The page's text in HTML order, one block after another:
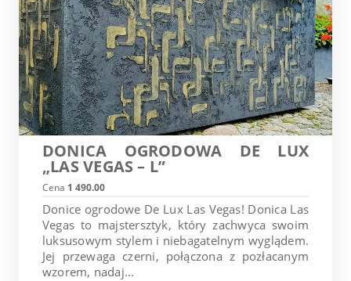
DONICA OGRODOWA DE LUX
„LAS VEGAS – L”
Cena 1 490.00
Donice ogrodowe De Lux Las Vegas! Donica Las
Vegas to majstersztyk, który zachwyca swoim
luksusowym stylem i niebagatelnym wyglądem.
Jej przewaga czerni, połączona z pozłacanym
wzorem, nadaj...